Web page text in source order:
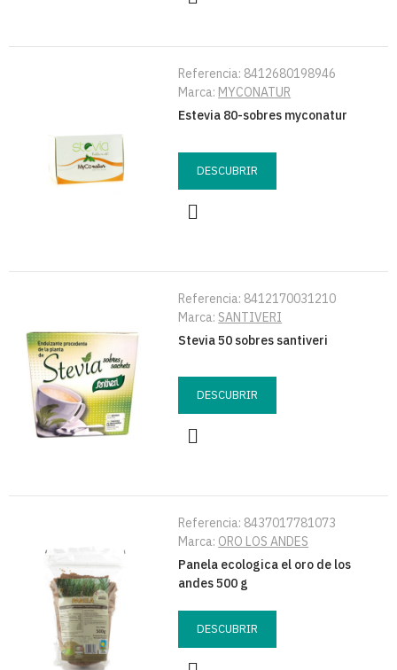
Referencia: 8412680198946
Marca: MYCONATUR
Estevia 80-sobres myconatur
DESCUBRIR
Referencia: 8412170031210
Marca: SANTIVERI
Stevia 50 sobres santiveri
DESCUBRIR
Referencia: 8437017781073
Marca: ORO LOS ANDES
Panela ecologica el oro de los
andes 500 g
DESCUBRIR